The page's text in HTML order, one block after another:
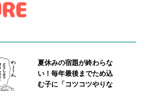
夏休みの宿題が終わらな
い！毎年最後までため込
む子に「コツコツやりな